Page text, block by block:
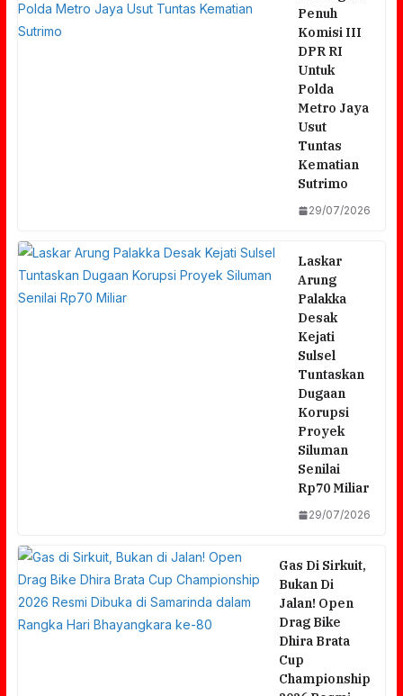
Penuh
Komisi III
DPR RI
Untuk
Polda
Metro Jaya
Usut
Tuntas
Kematian
Sutrimo
29/07/2026
Laskar
Arung
Palakka
Desak
Kejati
Sulsel
Tuntaskan
Dugaan
Korupsi
Proyek
Siluman
Senilai
Rp70 Miliar
29/07/2026
Gas Di Sirkuit,
Bukan Di
Jalan! Open
Drag Bike
Dhira Brata
Cup
Championship